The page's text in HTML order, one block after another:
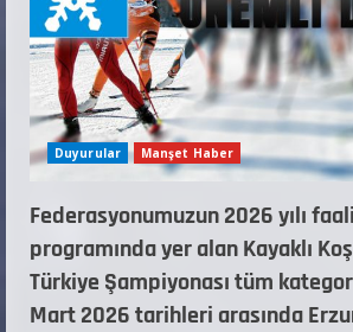
Duyurular Manşet Haber
Federasyonumuzun 2026 yılı
programında yer alan Kayaklı
Türkiye Şampiyonası tüm
Mart 2026 tarihleri arasında